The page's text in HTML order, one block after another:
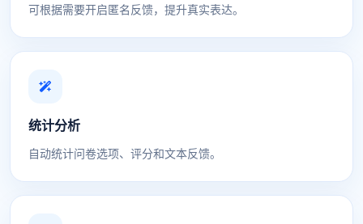
可根据需要开启匿名反馈，提升真实表达。
统计分析
自动统计问卷选项、评分和文本反馈。